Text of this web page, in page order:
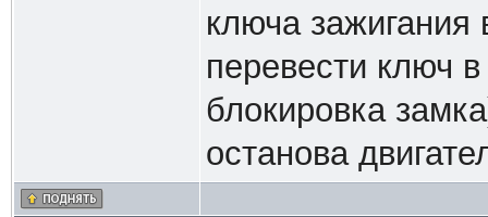
ключа
перевести ключ
блокировка
останова